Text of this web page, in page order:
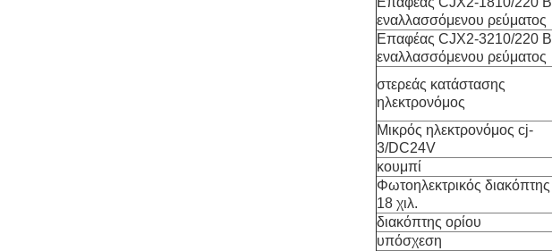
εναλλασσόμενου ρεύματος
Επαφέας CJX2-3210/220 Β
εναλλασσόμενου ρεύματος
στερεάς κατάστασης
ηλεκτρονόμος
Μικρός ηλεκτρονόμος cj-
3/DC24V
κουμπί
Φωτοηλεκτρικός διακόπτης
18 χιλ.
διακόπτης ορίου
υπόσχεση